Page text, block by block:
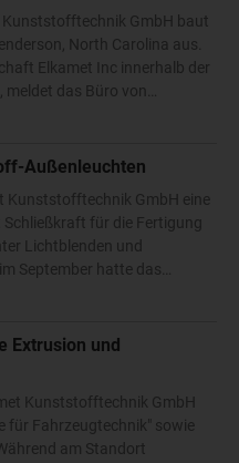
GmbH baut
North Carolina aus.
Elkamet Inc innerhalb der
das Büro von…
Außenleuchten
Kunststofftechnik GmbH eine
für die Fertigung
Lichtblenden und
September hatte das…
Extrusion und
Kunststofftechnik GmbH
für Fahrzeugtechnik" sowie
am Standort